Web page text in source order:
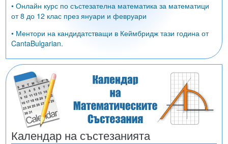
• Онлайн курс по състезателна математика за математици
от 8 до 12 клас през януари и февруари
• Ментори на кандидатстващи в Кеймбридж тази година от
CantaBulgarian.
Календар на състезанията